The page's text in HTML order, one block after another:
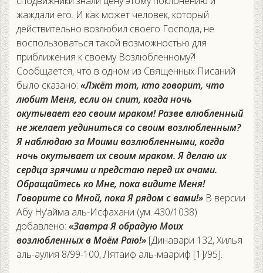
жаждали его. И как может человек, который
действительно возлюбил своего Господа, не
воспользоваться такой возможностью для
приближения к своему Возлюбленному?!
Сообщается, что в одном из Священных Писаний
было сказано: «Лжёт тот, кто говорит, что
любит Меня, если он спит, когда ночь
окутывает его своим мраком! Разве влюбленный
не желает уединиться со своим возлюбленным?
Я наблюдаю за Моими возлюбленными, когда
ночь окутывает их своим мраком. Я делаю их
сердца зрячими и предстаю перед их очами.
Обращайтесь ко Мне, пока видите Меня!
Говорите со Мной, пока Я рядом с вами!» В версии
Абу Ну‘айма аль-Исфахани (ум. 430/1038)
добавлено: «Завтра Я обрадую Моих
возлюбленных в Моём Раю!» [Динавари 132, Хилья
аль-аулия 8/99-100, Лятаиф аль-маариф [1]/95].